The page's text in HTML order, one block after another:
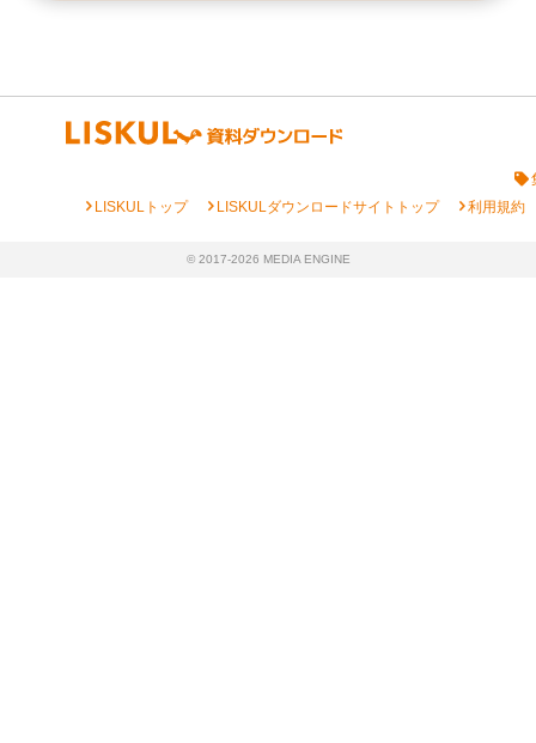
chevron_rightLISKULトップ chevron_rightLISKULダウンロードサイトトップ chevron_right利用規約
© 2017-2026 MEDIA ENGINE